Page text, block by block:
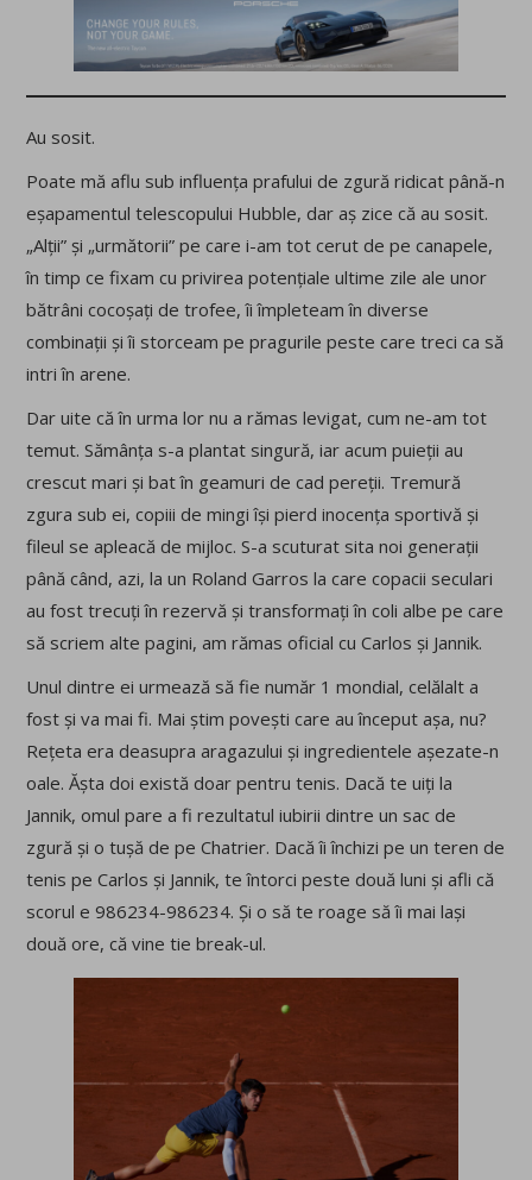
Au sosit.
Poate mă aflu sub influența prafului de zgură ridicat până-n
eșapamentul telescopului Hubble, dar aș zice că au sosit.
„Alții” și „următorii” pe care i-am tot cerut de pe canapele,
în timp ce fixam cu privirea potențiale ultime zile ale unor
bătrâni cocoșați de trofee, îi împleteam în diverse
combinații și îi storceam pe pragurile peste care treci ca să
intri în arene.
Dar uite că în urma lor nu a rămas levigat, cum ne-am tot
temut. Sămânța s-a plantat singură, iar acum puieții au
crescut mari și bat în geamuri de cad pereții. Tremură
zgura sub ei, copiii de mingi își pierd inocența sportivă și
fileul se apleacă de mijloc. S-a scuturat sita noi generații
până când, azi, la un Roland Garros la care copacii seculari
au fost trecuți în rezervă și transformați în coli albe pe care
să scriem alte pagini, am rămas oficial cu Carlos și Jannik.
Unul dintre ei urmează să fie număr 1 mondial, celălalt a
fost și va mai fi. Mai știm povești care au început așa, nu?
Rețeta era deasupra aragazului și ingredientele așezate-n
oale. Ășta doi există doar pentru tenis. Dacă te uiți la
Jannik, omul pare a fi rezultatul iubirii dintre un sac de
zgură și o tușă de pe Chatrier. Dacă îi închizi pe un teren de
tenis pe Carlos și Jannik, te întorci peste două luni și afli că
scorul e 986234-986234. Și o să te roage să îi mai lași
două ore, că vine tie break-ul.